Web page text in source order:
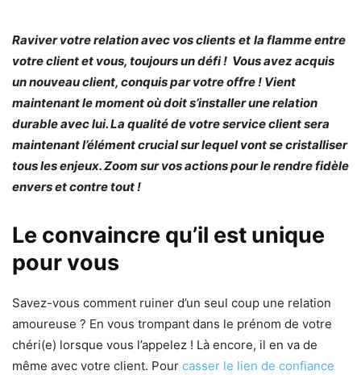
Raviver votre relation avec vos clients et la flamme entre
votre client et vous, toujours un défi ! Vous avez acquis
un nouveau client, conquis par votre offre ! Vient
maintenant le moment où doit s’installer une relation
durable avec lui. La qualité de votre service client sera
maintenant l’élément crucial sur lequel vont se cristalliser
tous les enjeux. Zoom sur vos actions pour le rendre fidèle
envers et contre tout !
Le convaincre qu’il est unique
pour vous
Savez-vous comment ruiner d’un seul coup une relation
amoureuse ? En vous trompant dans le prénom de votre
chéri(e) lorsque vous l’appelez ! Là encore, il en va de
même avec votre client. Pour casser le lien de confiance